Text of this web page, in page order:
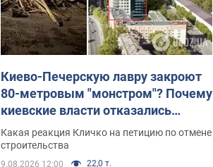
Киево-Печерскую лавру закроют
80-метровым "монстром"? Почему
киевские власти отказались
остановить строительство
небоскреба "московского
верующего"
Какая реакция Кличко на петицию по отмене
строительства
9.08.2026 12:00 22,0 т.